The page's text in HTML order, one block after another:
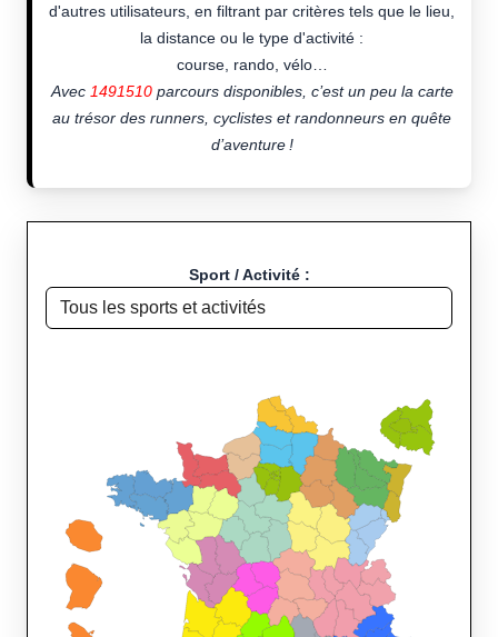
d'autres utilisateurs, en filtrant par critères tels que le lieu,
la distance ou le type d'activité :
course, rando, vélo…
Avec 1491510parcours disponibles, c’est un peu la carte
au trésor des runners, cyclistes et randonneurs en quête
d’aventure !
Sport / Activité :